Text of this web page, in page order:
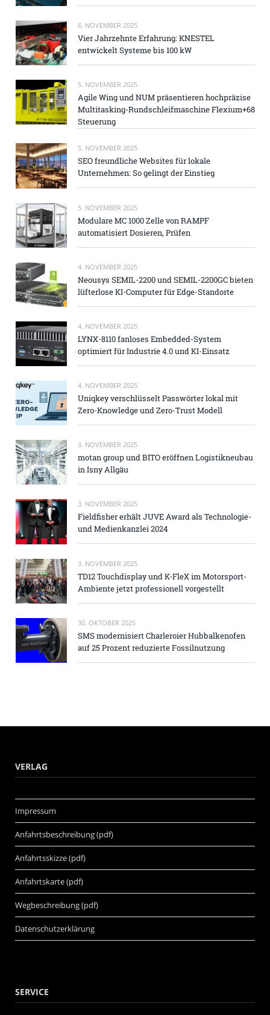
6. NOVEMBER 2025
Vier Jahrzehnte Erfahrung: KNESTEL
entwickelt Systeme bis 100 kW
5. NOVEMBER 2025
Agile Wing und NUM präsentieren hochpräzise
Multitasking-Rundschleifmaschine Flexium+68
Steuerung
5. NOVEMBER 2025
SEO freundliche Websites für lokale
Unternehmen: So gelingt der Einstieg
5. NOVEMBER 2025
Modulare MC 1000 Zelle von RAMPF
automatisiert Dosieren, Prüfen
4. NOVEMBER 2025
Neousys SEMIL-2200 und SEMIL-2200GC bieten
lüfterlose KI-Computer für Edge-Standorte
4. NOVEMBER 2025
LYNX-8110 fanloses Embedded-System
optimiert für Industrie 4.0 und KI-Einsatz
4. NOVEMBER 2025
Uniqkey verschlüsselt Passwörter lokal mit
Zero-Knowledge und Zero-Trust Modell
3. NOVEMBER 2025
motan group und BITO eröffnen Logistikneubau
in Isny Allgäu
3. NOVEMBER 2025
Fieldfisher erhält JUVE Award als Technologie-
und Medienkanzlei 2024
3. NOVEMBER 2025
TD12 Touchdisplay und K-FleX im Motorsport-
Ambiente jetzt professionell vorgestellt
30. OKTOBER 2025
SMS modernisiert Charleroier Hubbalkenofen
auf 25 Prozent reduzierte Fossilnutzung
VERLAG
Impressum
Anfahrtsbeschreibung (pdf)
Anfahrtsskizze (pdf)
Anfahrtskarte (pdf)
Wegbeschreibung (pdf)
Datenschutzerklärung
SERVICE